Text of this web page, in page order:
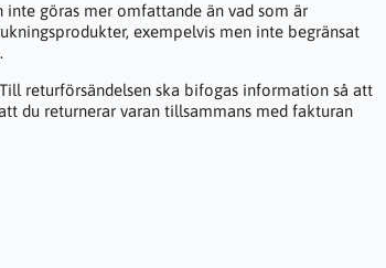
göras mer omfattande än vad som är
exempelvis men inte begränsat
returförsändelsen ska bifogas information så att
du returnerar varan tillsammans med fakturan